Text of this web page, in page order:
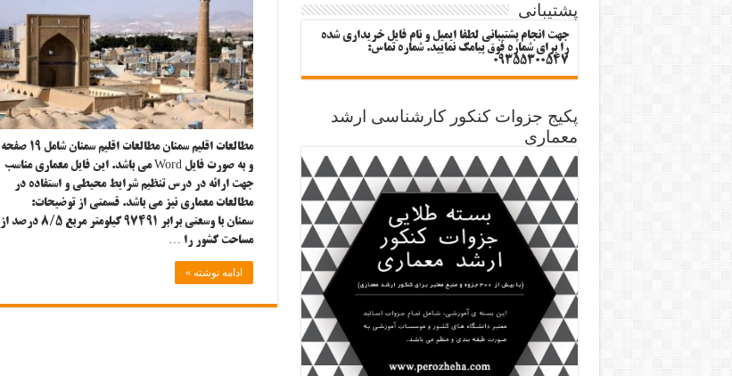
مطالعات اقلیم سمنان مطالعات اقلیم سمنان شامل ۱۹ صفحه
و به صورت فایل Word می باشد. این فایل معماری مناسب
جهت ارائه در درس تنظیم شرایط محیطی و استفاده در
مطالعات معماری نیز می باشد. قسمتی از توضیحات:
سمنان با وسعتی برابر ۹۷۴۹۱ کیلومتر مربع ۸/۵ درصد از
مساحت کشور را …
ادامه نوشته »
پشتیبانی
جهت انجام پشتیبانی لطفا ایمیل و نام فایل خریداری شده
را برای شماره فوق پیامک نمایید. شماره تماس:
09355300547
پکیج جزوات کنکور کارشناسی ارشد
معماری